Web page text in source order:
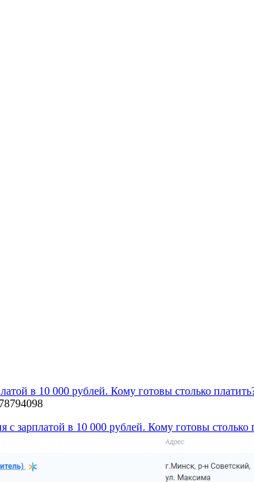
в 10 000 рублей. Кому готовы столько
с зарплатой в 10 000 рублей. Кому готовы столько